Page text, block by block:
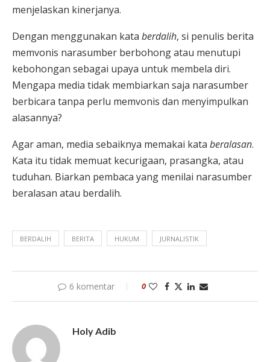
menjelaskan kinerjanya.
Dengan menggunakan kata berdalih, si penulis berita
memvonis narasumber berbohong atau menutupi
kebohongan sebagai upaya untuk membela diri.
Mengapa media tidak membiarkan saja narasumber
berbicara tanpa perlu memvonis dan menyimpulkan
alasannya?
Agar aman, media sebaiknya memakai kata beralasan.
Kata itu tidak memuat kecurigaan, prasangka, atau
tuduhan. Biarkan pembaca yang menilai narasumber
beralasan atau berdalih.
BERDALIH BERITA HUKUM JURNALISTIK
6 komentar 0
Holy Adib